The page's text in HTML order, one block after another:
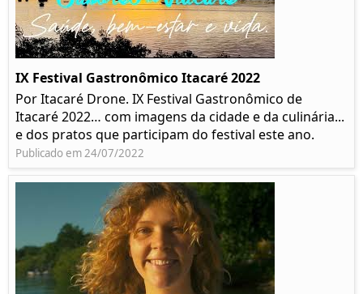
IX Festival Gastronômico Itacaré 2022
Por Itacaré Drone. IX Festival Gastronômico de
Itacaré 2022… com imagens da cidade e da culinária...
e dos pratos que participam do festival este ano.
Publicado em 24/07/2022